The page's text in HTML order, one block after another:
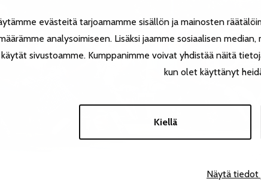
evästeitä tarjoamamme sisällön ja mainosten
analysoimiseen. Lisäksi jaamme sosiaalisen
sivustoamme. Kumppanimme voivat yhdistää näitä
kun olet käyttänyt
Kiellä
Näytä tiedot